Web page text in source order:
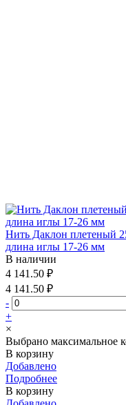
Нить Даклон плетеный
длина иглы 17-26 мм
В наличии
4 141.50 ₽
4 141.50 ₽
-
+
×
Выбрано максимальное
В корзину
Добавлено
Подробнее
В корзину